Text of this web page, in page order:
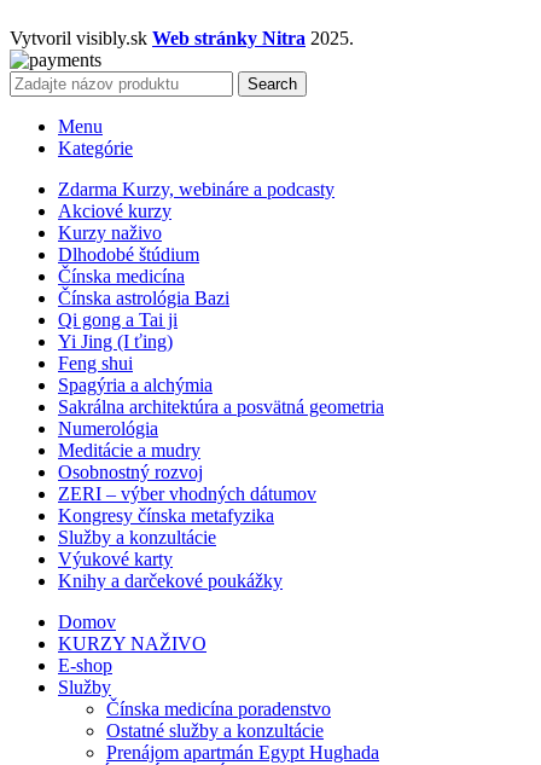
Vytvoril visibly.sk Web stránky Nitra 2025.
Search
Menu
Kategórie
Zdarma Kurzy, webináre a podcasty
Akciové kurzy
Kurzy naživo
Dlhodobé štúdium
Čínska medicína
Čínska astrológia Bazi
Qi gong a Tai ji
Yi Jing (I ťing)
Feng shui
Spagýria a alchýmia
Sakrálna architektúra a posvätná geometria
Numerológia
Meditácie a mudry
Osobnostný rozvoj
ZERI – výber vhodných dátumov
Kongresy čínska metafyzika
Služby a konzultácie
Výukové karty
Knihy a darčekové poukážky
Domov
KURZY NAŽIVO
E-shop
Služby
Čínska medicína poradenstvo
Ostatné služby a konzultácie
Prenájom apartmán Egypt Hughada